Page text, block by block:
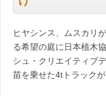
ヒヤシンス、ムスカリ
る希望の庭に日本植木
シュ・クリエイティブ
苗を乗せた4tトラック